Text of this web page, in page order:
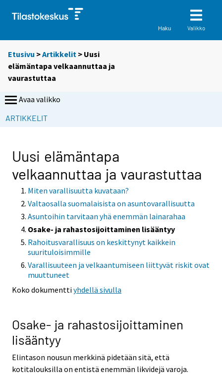
Haku Valikko
Etusivu >Artikkelit > Uusi
elämäntapa velkaannuttaa ja
vaurastuttaa
Avaa valikko
ARTIKKELIT
Uusi elämäntapa
velkaannuttaa ja vaurastuttaa
Miten varallisuutta kuvataan?
Valtaosalla suomalaisista on asuntovarallisuutta
Asuntoihin tarvitaan yhä enemmän lainarahaa
Osake- ja rahastosijoittaminen lisääntyy
Rahoitusvarallisuus on keskittynyt kaikkein
suurituloisimmille
Varallisuuteen ja velkaantumiseen liittyvät riskit ovat
muuttuneet
Koko dokumenttiyhdellä sivulla
Osake- ja rahastosijoittaminen
lisääntyy
Elintason nousun merkkinä pidetään sitä, että
kotitalouksilla on entistä enemmän likvidejä varoja.